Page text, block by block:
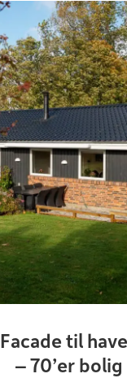
Link
Facade til
– 70’er bolig